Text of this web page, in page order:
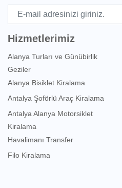
Hizmetlerimiz
Alanya Turları ve Günübirlik
Geziler
Alanya Bisiklet Kiralama
Antalya Şoförlü Araç Kiralama
Antalya Alanya Motorsiklet
Kiralama
Havalimanı Transfer
Filo Kiralama